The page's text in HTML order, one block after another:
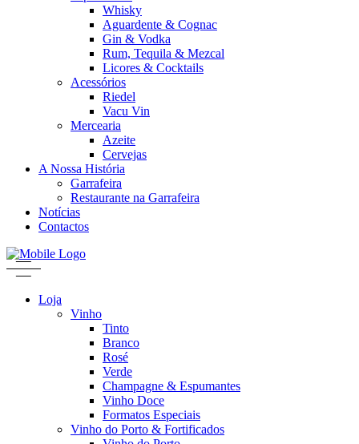
Whisky
Aguardente & Cognac
Gin & Vodka
Rum, Tequila & Mezcal
Licores & Cocktails
Acessórios
Riedel
Vacu Vin
Mercearia
Azeite
Cervejas
A Nossa História
Garrafeira
Restaurante na Garrafeira
Notícias
Contactos
Loja
Vinho
Tinto
Branco
Rosé
Verde
Champagne & Espumantes
Vinho Doce
Formatos Especiais
Vinho do Porto & Fortificados